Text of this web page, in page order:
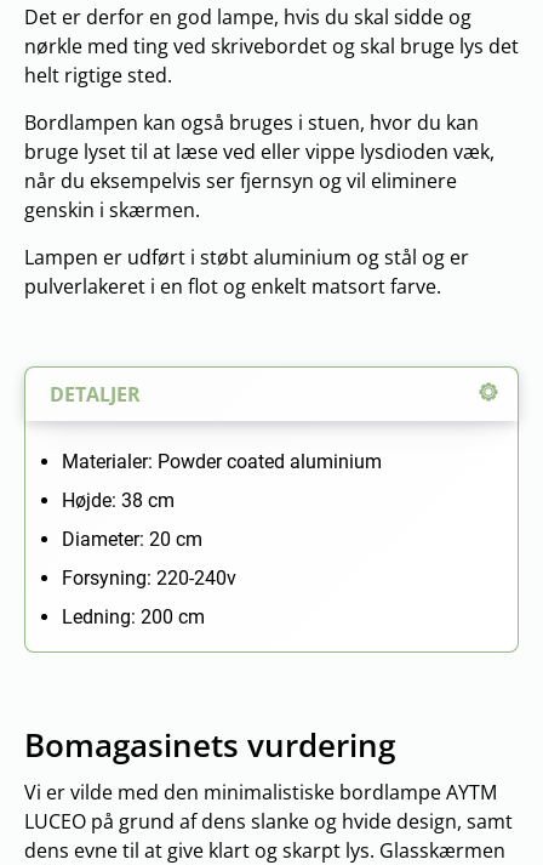
DETALJER
Materialer: Powder coated aluminium
Højde: 38 cm
Diameter: 20 cm
Forsyning: 220-240v
Ledning: 200 cm
Det er derfor en god lampe, hvis du skal sidde og
nørkle med ting ved skrivebordet og skal bruge lys det
helt rigtige sted.
Bordlampen kan også bruges i stuen, hvor du kan
bruge lyset til at læse ved eller vippe lysdioden væk,
når du eksempelvis ser fjernsyn og vil eliminere
genskin i skærmen.
Lampen er udført i støbt aluminium og stål og er
pulverlakeret i en flot og enkelt matsort farve.
Bomagasinets vurdering
Vi er vilde med den minimalistiske bordlampe AYTM
LUCEO på grund af dens slanke og hvide design, samt
dens evne til at give klart og skarpt lys. Glasskærmen